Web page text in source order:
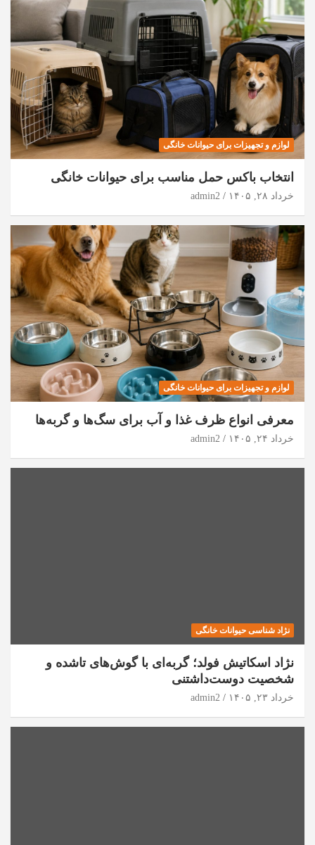
لوازم و تجهیزات برای حیوانات خانگی
انتخاب باکس حمل مناسب برای حیوانات خانگی
خرداد ۲۸, ۱۴۰۵ admin2
لوازم و تجهیزات برای حیوانات خانگی
معرفی انواع ظرف غذا و آب برای سگ‌ها و گربه‌ها
خرداد ۲۴, ۱۴۰۵ admin2
نژاد شناسی حیوانات خانگی
نژاد اسکاتیش فولد؛ گربه‌ای با گوش‌های تاشده و
شخصیت دوست‌داشتنی
خرداد ۲۳, ۱۴۰۵ admin2